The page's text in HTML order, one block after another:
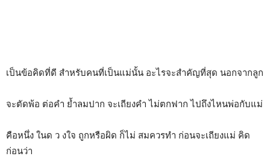
เป็นข้อคิดที่ดี สำหรับคนที่เป็นแม่นั้น อะไรจะสำคัญที่สุด นอกจากลูก
จะตัดพ้อ ต่อคำ ย้ำลมปาก จะเถียงคำ ไม่ตกฟาก ไปถึงไหนพ่อกับแม่
คือหนึ่ง ในด ว งใจ ถูกหรือผิด ก็ไม่ สมควรทำ ก่อนจะเถียงแม่ คิด
ก่อนว่า